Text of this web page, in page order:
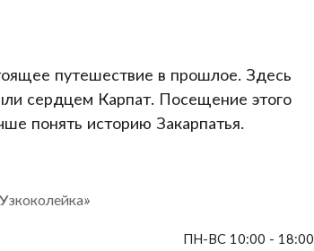
путешествие в прошлое. Здесь
сердцем Карпат. Посещение этого
понять историю Закарпатья.
ПН-ВС 10:00 - 18:00